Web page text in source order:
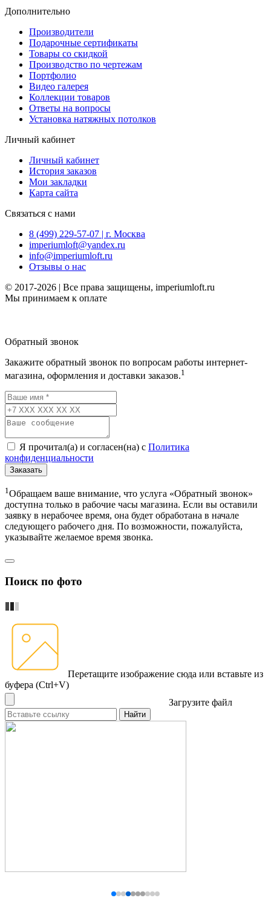
Дополнительно
Производители
Подарочные сертификаты
Товары со скидкой
Производство по чертежам
Портфолио
Видео галерея
Коллекции товаров
Ответы на вопросы
Установка натяжных потолков
Личный кабинет
Личный кабинет
История заказов
Мои закладки
Карта сайта
Связаться с нами
8 (499) 229-57-07 | г. Москва
imperiumloft@yandex.ru
info@imperiumloft.ru
Отзывы о нас
© 2017-2026 | Все права защищены, imperiumloft.ru
Мы принимаем к оплате
Обратный звонок
Закажите обратный звонок по вопросам работы интернет-
магазина, оформления и доставки заказов.1
Я прочитал(а) и согласен(на) с Политика
конфиденциальности
Заказать
1Обращаем ваше внимание, что услуга «Обратный звонок»
доступна только в рабочие часы магазина. Если вы оставили
заявку в нерабочее время, она будет обработана в начале
следующего рабочего дня. По возможности, пожалуйста,
указывайте желаемое время звонка.
Поиск по фото
Перетащите изображение сюда или вставьте из
буфера (Ctrl+V)
Загрузите файл
Найти